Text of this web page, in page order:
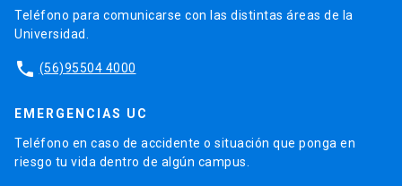
Teléfono para comunicarse con las distintas áreas de la
Universidad.
phone (56)95504 4000
EMERGENCIAS UC
Teléfono en caso de accidente o situación que ponga en
riesgo tu vida dentro de algún campus.